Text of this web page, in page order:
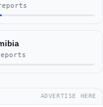
ADVERTISE HERE